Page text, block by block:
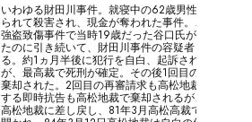
いわゆる財田川事件。就寝中の62歳男性が包丁で30
られて殺害され、現金が奪われた事件。この約１か
強盗致傷事件で当時19歳だった谷口氏が逮捕され、
たのに引き続いて、財田川事件の容疑者として本格
る。約1ヵ月半後に犯行を自白、起訴された。公判
が、最高裁で死刑が確定。その後1回目の再審請求
棄却された。2回目の再審請求も高松地裁丸亀支部
する即時抗告も高松地裁で棄却されるが、特別抗告
高松地裁に差し戻し、81年3月高松高裁で再審開始